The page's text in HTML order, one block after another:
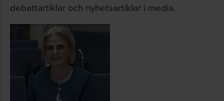
debattartiklar och nyhetsartiklar i media.